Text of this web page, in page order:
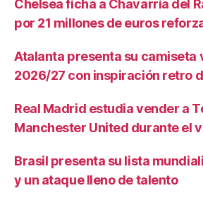
Chelsea ficha a Chavarria del
por 21 millones de euros
Atalanta presenta su camiseta
2026/27 con inspiración retro
Real Madrid estudia vender a
Manchester United durante el
Brasil presenta su lista
y un ataque lleno de talento